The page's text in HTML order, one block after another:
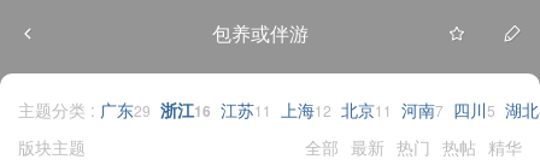
包养或伴游
主题分类 : 广东29 浙江16 江苏11 上海12 北京11 河南7 四川5 湖北
版块主题 全部 最新 热门 热帖 精华